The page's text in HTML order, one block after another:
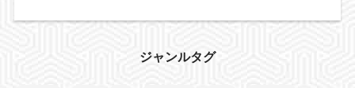
ジャンルタグ